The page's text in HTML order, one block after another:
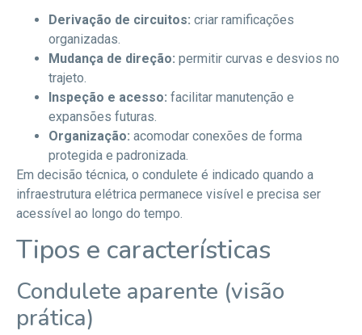
Derivação de circuitos: criar ramificações
organizadas.
Mudança de direção: permitir curvas e desvios no
trajeto.
Inspeção e acesso: facilitar manutenção e
expansões futuras.
Organização: acomodar conexões de forma
protegida e padronizada.
Em decisão técnica, o condulete é indicado quando a
infraestrutura elétrica permanece visível e precisa ser
acessível ao longo do tempo.
Tipos e características
Condulete aparente (visão
prática)